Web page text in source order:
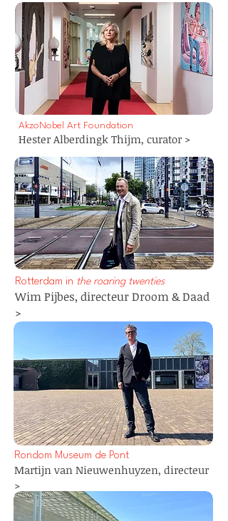
AkzoNobel Art Foundation
Hester Alberdingk Thijm, curator >
Rotterdam in the roaring twenties
Wim Pijbes, directeur Droom & Daad
>
Rondom Museum de Pont
Martijn van Nieuwenhuyzen, directeur
>